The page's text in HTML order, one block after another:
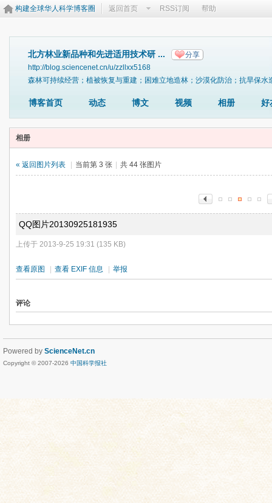
构建全球华人科学博客圈 返回首页 RSS订阅 帮助
北方林业新品种和先进适用技术研 ... 分享
http://blog.sciencenet.cn/u/zzllxx5168
森林可持续经营；植被恢复与重建；困难立地造林；沙漠化防治；抗旱保
博客首页 动态 博文 视频 相册 好
相册
« 返回图片列表 当前第 3 张 共 44 张图片
QQ图片20130925181935
上传于 2013-9-25 19:31 (135 KB)
查看原图 查看 EXIF 信息 举报
评论
Powered by ScienceNet.cn
Copyright © 2007-2026 中国科学报社